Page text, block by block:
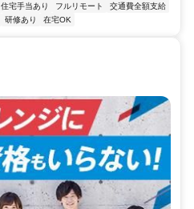
住宅手当あり フルリモート
交通費全額支給
研修あり 在宅OK